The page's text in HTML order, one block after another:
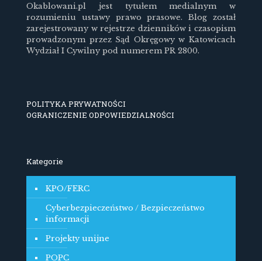
Okablowani.pl jest tytułem medialnym w
rozumieniu ustawy prawo prasowe. Blog został
zarejestrowany w rejestrze dzienników i czasopism
prowadzonym przez Sąd Okręgowy w Katowicach
Wydział I Cywilny pod numerem PR 2800.
POLITYKA PRYWATNOŚCI
OGRANICZENIE ODPOWIEDZIALNOŚCI
Kategorie
KPO/FERC
Cyberbezpieczeństwo / Bezpieczeństwo
informacji
Projekty unijne
POPC